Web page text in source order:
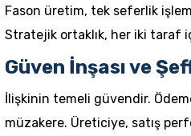
Fason üretim, tek seferlik
Stratejik ortaklık, her iki taraf
Güven İnşası ve
İlişkinin temeli güvendir.
müzakere. Üreticiye, satış